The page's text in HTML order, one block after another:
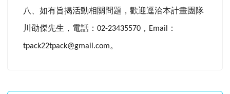
八、如有旨揭活動相關問題，歡迎逕洽本計畫團隊
川劭傑先生，電話： 02-23435570 ， Email ：
tpack22tpack@gmail.com。